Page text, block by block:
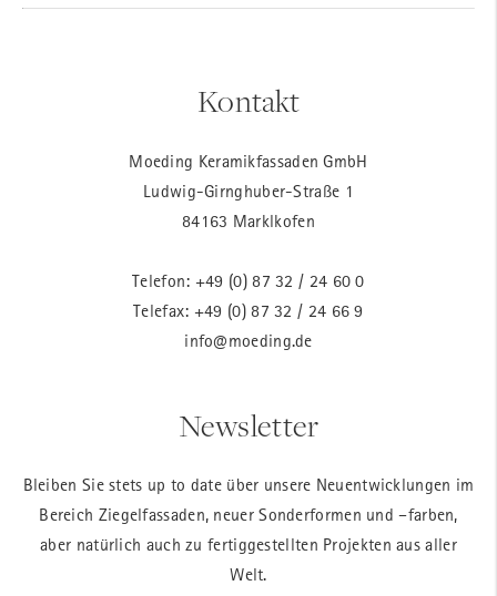
Kontakt
Moeding Keramikfassaden GmbH
Ludwig-Girnghuber-Straße 1
84163 Marklkofen
Telefon: +49 (0) 87 32 / 24 60 0
Telefax: +49 (0) 87 32 / 24 66 9
info@moeding.de
Newsletter
Bleiben Sie stets up to date über unsere Neuentwicklungen im
Bereich Ziegelfassaden, neuer Sonderformen und –farben,
aber natürlich auch zu fertiggestellten Projekten aus aller
Welt.